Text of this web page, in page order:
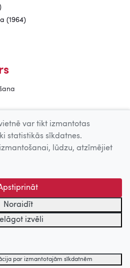
(1964)
Uz augšu
Kultūras informācijas sistēmu
Latvijas Valsts
var tikt izmantotas
statistikās sīkdatnes.
lūdzu, atzīmējiet
Noraidīt
izvēli
par izmantotajām sīkdatnēm